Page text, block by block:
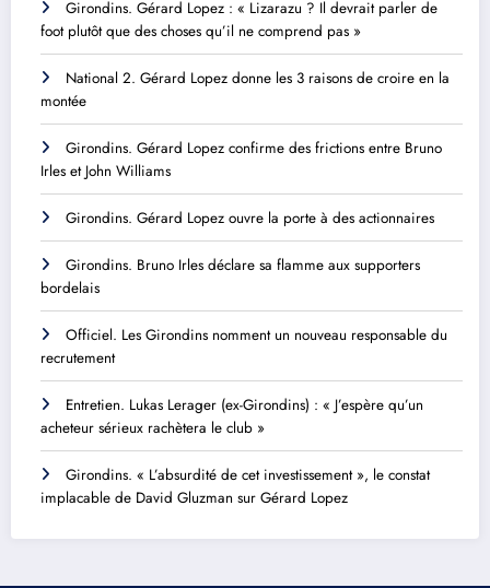
Girondins. Gérard Lopez : « Lizarazu ? Il devrait parler de
foot plutôt que des choses qu’il ne comprend pas »
National 2. Gérard Lopez donne les 3 raisons de croire en la
montée
Girondins. Gérard Lopez confirme des frictions entre Bruno
Irles et John Williams
Girondins. Gérard Lopez ouvre la porte à des actionnaires
Girondins. Bruno Irles déclare sa flamme aux supporters
bordelais
Officiel. Les Girondins nomment un nouveau responsable du
recrutement
Entretien. Lukas Lerager (ex-Girondins) : « J’espère qu’un
acheteur sérieux rachètera le club »
Girondins. « L’absurdité de cet investissement », le constat
implacable de David Gluzman sur Gérard Lopez